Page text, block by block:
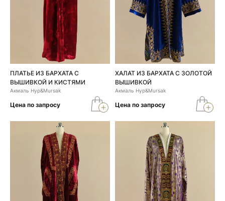
ПЛАТЬЕ ИЗ БАРХАТА С
ВЫШИВКОЙ И КИСТЯМИ
Акмаль Нур&Mursak
Цена по запросу
ХАЛАТ ИЗ БАРХАТА С ЗОЛОТОЙ
ВЫШИВКОЙ
Акмаль Нур&Mursak
Цена по запросу